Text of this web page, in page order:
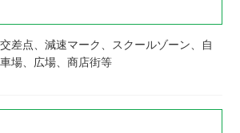
差点、減速マーク、スクールゾーン、自
場、広場、商店街等